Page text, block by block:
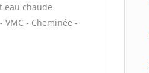
eau chaude
- Cheminée -